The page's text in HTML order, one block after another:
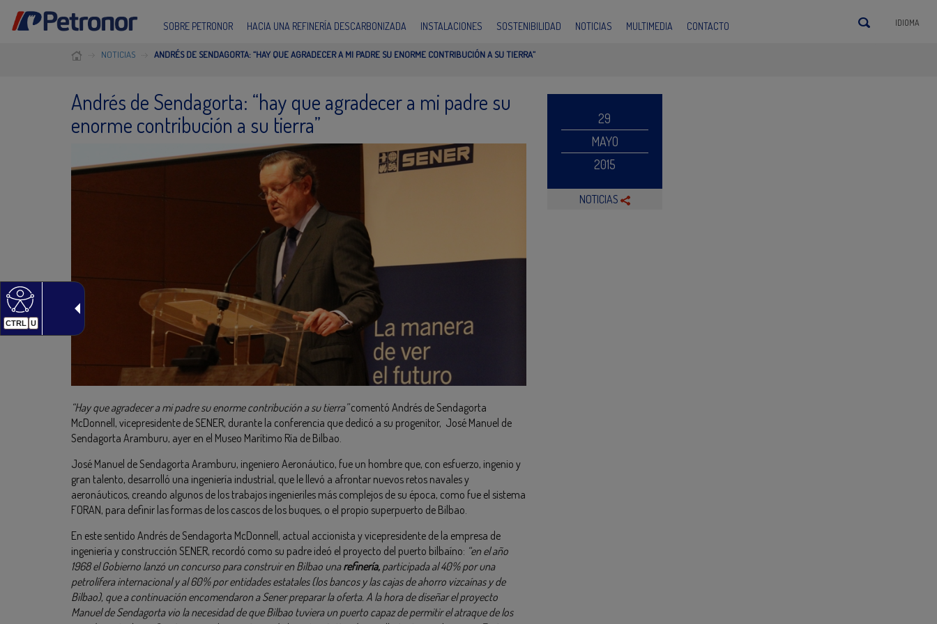
CTRL U
SOBRE PETRONOR HACIA UNA REFINERÍA DESCARBONIZADA INSTALACIONES SOSTENIBILIDAD NOTICIAS MULTIMEDIA CONTACTO IDIOMA
NOTICIAS ANDRÉS DE SENDAGORTA: “HAY QUE AGRADECER A MI PADRE SU ENORME CONTRIBUCIÓN A SU TIERRA”
Andrés de Sendagorta: “hay que agradecer a mi padre su
enorme contribución a su tierra”
“Hay que agradecer a mi padre su enorme contribución a su tierra”comentó Andrés de Sendagorta
McDonnell, vicepresidente de SENER, durante la conferencia que dedicó a su progenitor, José Manuel de
Sendagorta Aramburu, ayer en el Museo Marítimo Ría de Bilbao.
José Manuel de Sendagorta Aramburu, ingeniero Aeronáutico, fue un hombre que, con esfuerzo, ingenio y
gran talento, desarrolló una ingeniería industrial, que le llevó a afrontar nuevos retos navales y
aeronáuticos, creando algunos de los trabajos ingenieriles más complejos de su época, como fue el sistema
FORAN, para definir las formas de los cascos de los buques, o el propio superpuerto de Bilbao.
En este sentido Andrés de Sendagorta McDonnell, actual accionista y vicepresidente de la empresa de
ingeniería y construcción SENER, recordó como su padre ideó el proyecto del puerto bilbaíno: “en el año
1968 el Gobierno lanzó un concurso para construir en Bilbao unarefinería, participada al 40% por una
petrolífera internacional y al 60% por entidades estatales (los bancos y las cajas de ahorro vizcaínas y de
Bilbao), que a continuación encomendaron a Sener preparar la oferta. A la hora de diseñar el proyecto
Manuel de Sendagorta vio la necesidad de que Bilbao tuviera un puerto capaz de permitir el atraque de los
29
MAYO
2015
NOTICIAS